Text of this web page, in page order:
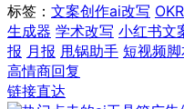
标签： 文案创作ai改写
生成器 学术改写 小红书文
报 月报 甩锅助手 短视频
高情商回复
链接直达